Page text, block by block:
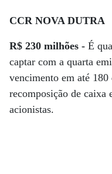
CCR NOVA DUTRA
R$ 230 milhões - É
captar com a quarta
vencimento em até 180
recomposição de caixa
acionistas.